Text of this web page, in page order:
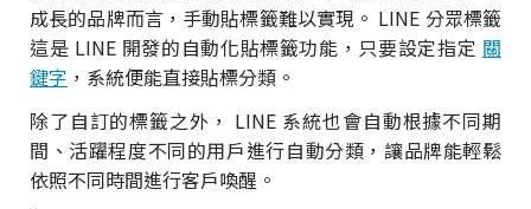
成長的品牌而言，手動貼標籤難以實現。 LINE 分眾標籤
這是 LINE 開發的自動化貼標籤功能，只要設定指定 關
鍵字 ，系統便能直接貼標分類。
除了自訂的標籤之外， LINE 系統也會自動根據不同期
間、活躍程度不同的用戶進行自動分類，讓品牌能輕鬆
依照不同時間進行客戶喚醒。